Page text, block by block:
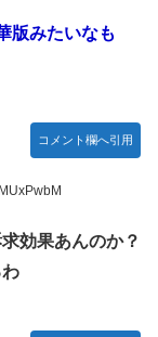
版みたいなも
コメント欄へ引用
効果あんのか？